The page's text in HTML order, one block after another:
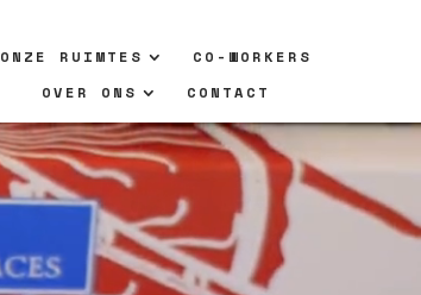
ONZE RUIMTES
CO-WORKERS
OVER ONS
CONTACT